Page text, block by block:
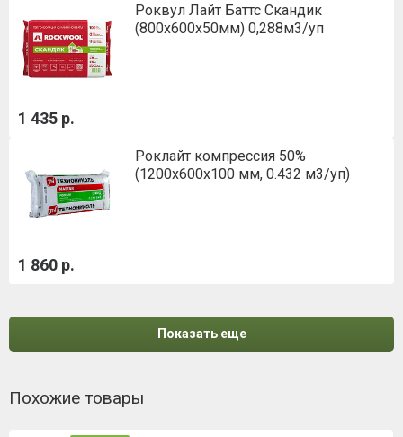
Роквул Лайт Баттс Скандик
(800х600х50мм) 0,288м3/уп
1 435 р.
Роклайт компрессия 50%
(1200х600х100 мм, 0.432 м3/уп)
1 860 р.
Показать еще
Похожие товары